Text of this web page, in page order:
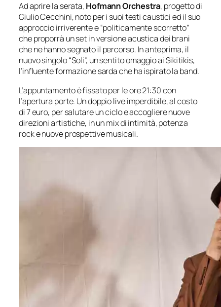
Ad aprire la serata, Hofmann Orchestra, progetto di
Giulio Cecchini, noto per i suoi testi caustici ed il suo
approccio irriverente e “politicamente scorretto”
che proporrà un set in versione acustica dei brani
che ne hanno segnato il percorso. In anteprima, il
nuovo singolo “Soli”, un sentito omaggio ai Sikitikis,
l’influente formazione sarda che ha ispirato la band.
L’appuntamento è fissato per le ore 21:30 con
l’apertura porte. Un doppio live imperdibile, al costo
di 7 euro, per salutare un ciclo e accogliere nuove
direzioni artistiche, in un mix di intimità, potenza
rock e nuove prospettive musicali.